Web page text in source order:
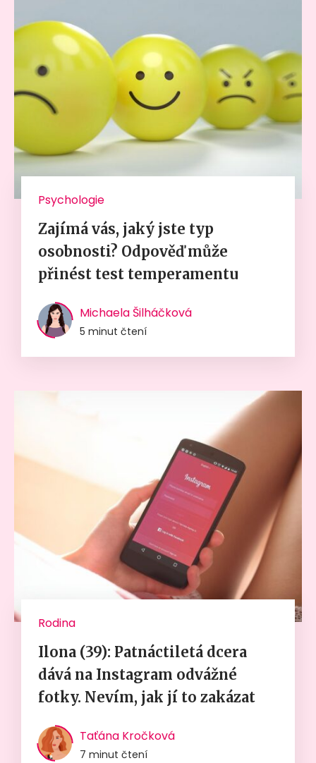
Psychologie
Zajímá vás, jaký jste typ
osobnosti? Odpověď může
přinést test temperamentu
Michaela Šilháčková
5 minut čtení
Rodina
Ilona (39): Patnáctiletá dcera
dává na Instagram odvážné
fotky. Nevím, jak jí to zakázat
Taťána Kročková
7 minut čtení